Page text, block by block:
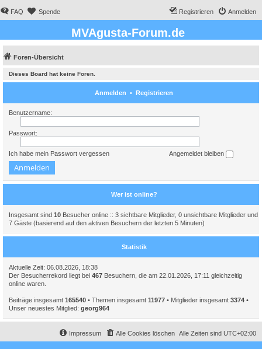
FAQ Spende Anmelden
Registrieren
MVAgusta-Forum.de
Foren-Übersicht
Dieses Board hat keine Foren.
Anmelden • Registrieren
Benutzername:
Passwort:
Ich habe mein Passwort vergessen Angemeldet bleiben
Wer ist online?
Insgesamt sind 10 Besucher online :: 3 sichtbare Mitglieder, 0 unsichtbare Mitglieder und
7 Gäste (basierend auf den aktiven Besuchern der letzten 5 Minuten)
Statistik
Aktuelle Zeit: 06.08.2026, 18:38
Der Besucherrekord liegt bei 467 Besuchern, die am 22.01.2026, 17:11 gleichzeitig
online waren.
Beiträge insgesamt 165540 • Themen insgesamt 11977 • Mitglieder insgesamt 3374 •
Unser neuestes Mitglied: georg964
Alle Zeiten sind UTC+02:00
Alle Cookies löschen
Impressum